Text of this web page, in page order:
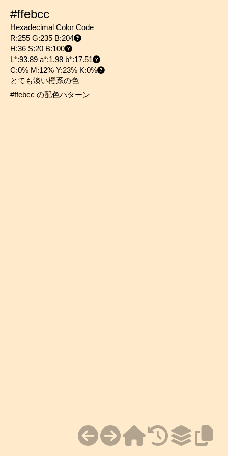
#ffebcc
Hexadecimal Color Code
R:255 G:235 B:204
H:36 S:20 B:100
L*:93.89 a*:1.98 b*:17.51
C:0% M:12% Y:23% K:0%
とても淡い橙系の色
#ffebcc の配色パターン